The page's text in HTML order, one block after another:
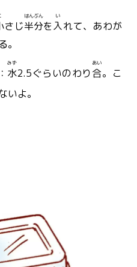
さじ半分
はんぶん
を入
い
れて、あわが
。
水
みず
2.5ぐらいのわり合
あい
。こ
いよ。